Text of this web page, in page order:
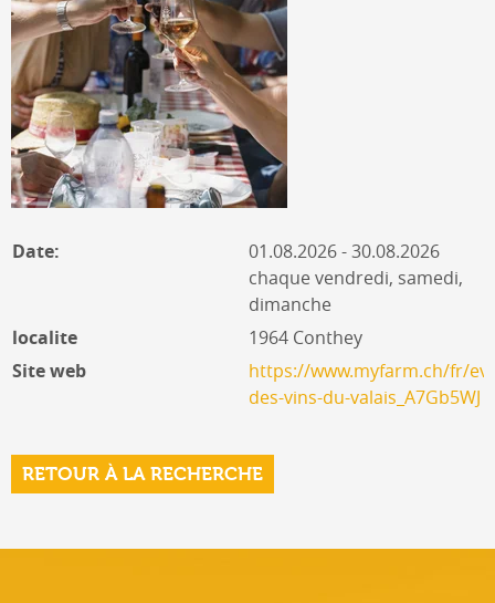
Date:
01.08.2026 - 30.08.2026
chaque vendredi, samedi,
dimanche
localite
1964 Conthey
Site web
https://www.myfarm.ch/fr/
des-vins-du-valais_A7Gb5WJ
RETOUR À LA RECHERCHE